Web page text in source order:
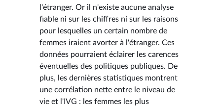
l'étranger. Or il n'existe aucune analyse
fiable ni sur les chiffres ni sur les raisons
pour lesquelles un certain nombre de
femmes iraient avorter à l'étranger. Ces
données pourraient éclairer les carences
éventuelles des politiques publiques. De
plus, les dernières statistiques montrent
une corrélation nette entre le niveau de
vie et l'IVG : les femmes les plus